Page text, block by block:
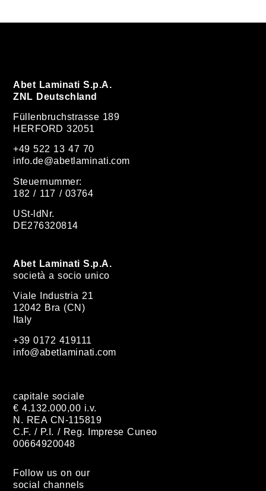
Abet Laminati S.p.A.
ZNL Deutschland
Füllenbruchstrasse 189
HERFORD 32051
+49 522 13 47 70
info.de@abetlaminati.com
Steuernummer:
182 / 117 / 03764
USt-ldNr.
DE276320814
Abet Laminati S.p.A.
società a socio unico
Viale Industria 21
12042 Bra (CN)
Italy
+39 0172 419111
info@abetlaminati.com
capitale sociale
€ 4.132.000,00 i.v.
N. REA CN-115819
C.F. / P.I. / Reg. Imprese Cuneo
00664920048
Follow us on our
social channels